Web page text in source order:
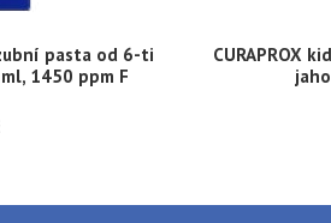
pasta od 6-ti
1450 ppm F
CURAPROX